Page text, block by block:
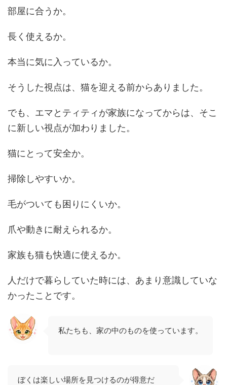
部屋に合うか。
長く使えるか。
本当に気に入っているか。
そうした視点は、猫を迎える前からありました。
でも、エマとティティが家族になってからは、そこ
に新しい視点が加わりました。
猫にとって安全か。
掃除しやすいか。
毛がついても困りにくいか。
爪や動きに耐えられるか。
家族も猫も快適に使えるか。
人だけで暮らしていた時には、あまり意識していな
かったことです。
私たちも、家の中のものを使っています。
ぼくは楽しい場所を見つけるのが得意だ